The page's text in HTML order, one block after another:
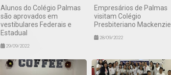
Alunos do Colégio Palmas
são aprovados em
vestibulares Federais e
Estadual
29/09/2022
Empresários de Palmas
visitam Colégio
Presbiteriano Mackenzie
28/09/2022